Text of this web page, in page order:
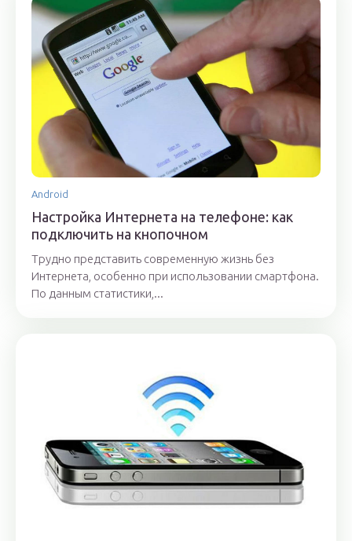
Android
Настройка Интернета на телефоне: как
подключить на кнопочном
Трудно представить современную жизнь без
Интернета, особенно при использовании смартфона.
По данным статистики,...